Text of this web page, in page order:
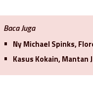
Baca Juga
Ny Michael Spinks,
Kasus Kokain, Mantan